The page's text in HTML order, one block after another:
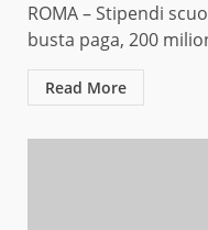
ROMA – Stipendi
busta paga, 200
Read More